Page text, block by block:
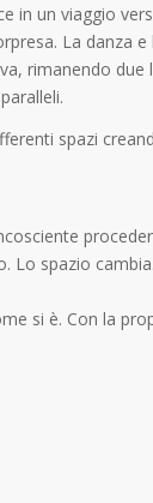
in un viaggio
La danza
rimanendo
spazi
Lo spazio
si è. Con la